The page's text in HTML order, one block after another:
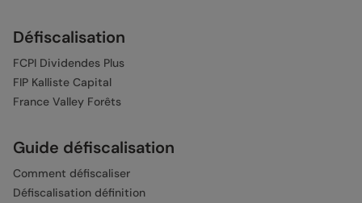
Défiscalisation
FCPI Dividendes Plus
FIP Kalliste Capital
France Valley Forêts
Guide défiscalisation
Comment défiscaliser
Défiscalisation définition